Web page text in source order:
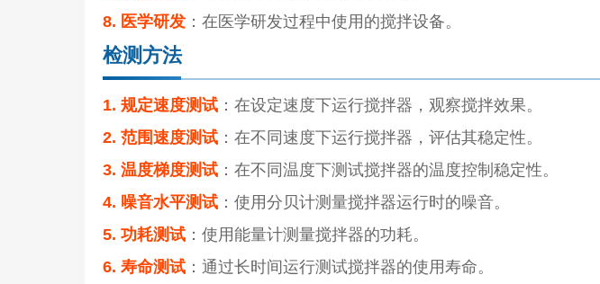
8. 医学研发 ：在医学研发过程中使用的搅拌设备。
检测方法
1. 规定速度测试 ：在设定速度下运行搅拌器，观察搅拌效果。
2. 范围速度测试 ：在不同速度下运行搅拌器，评估其稳定性。
3. 温度梯度测试 ：在不同温度下测试搅拌器的温度控制稳定性。
4. 噪音水平测试 ：使用分贝计测量搅拌器运行时的噪音。
5. 功耗测试 ：使用能量计测量搅拌器的功耗。
6. 寿命测试 ：通过长时间运行测试搅拌器的使用寿命。